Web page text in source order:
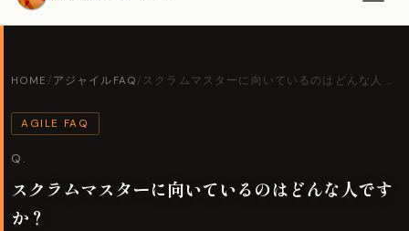
HOME / アジャイルFAQ / スクラムマスターに向いているのはどんな人 …
AGILE FAQ
Q.
スクラムマスターに向いているのはどんな人です
か？